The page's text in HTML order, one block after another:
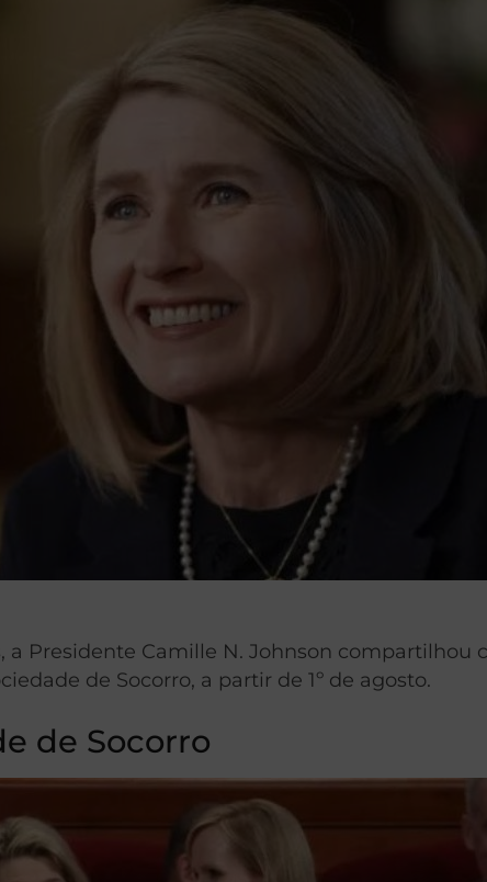
Presidente Camille N. Johnson compartilhou
de Socorro, a partir de 1º de agosto.
de Socorro